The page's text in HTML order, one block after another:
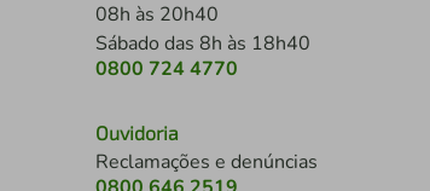
08h às 20h40
Sábado das 8h às 18h40
0800 724 4770
Ouvidoria
Reclamações e denúncias